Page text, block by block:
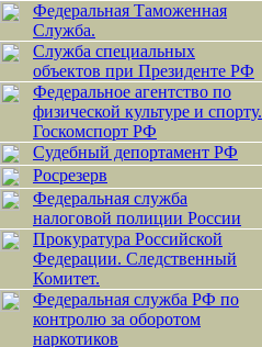
Федеральная Таможенная
Служба.
Служба специальных
объектов при Президенте РФ
Федеральное агентство по
физической культуре и спорту.
Госкомспорт РФ
Судебный депортамент РФ
Росрезерв
Федеральная служба
налоговой полиции России
Прокуратура Российской
Федерации. Следственный
Комитет.
Федеральная служба РФ по
контролю за оборотом
наркотиков